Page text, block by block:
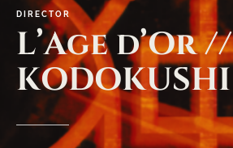
DIRECTOR
L’Age d’Or//
KODOKUSHI